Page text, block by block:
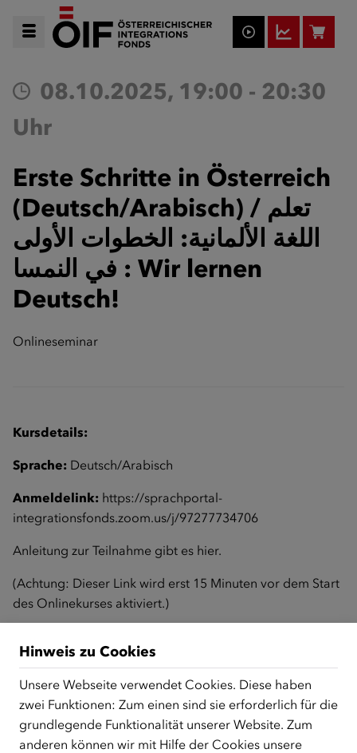
08.10.2025, 19:00 - 20:30
Uhr
Erste Schritte in Österreich
(Deutsch/Arabisch) / تعلم
اللغة الألمانية: الخطوات الأولى
في النمسا​ : Wir lernen
Deutsch!
Onlineseminar
Kursdetails:
Sprache: Deutsch/Arabisch
Anmeldelink: https://sprachportal-
integrationsfonds.zoom.us/j/97277734706
Anleitung zur Teilnahme gibt es hier.
(Achtung: Dieser Link wird erst 15 Minuten vor dem Start
des Onlinekurses aktiviert.)
Zurück zur Übersicht
ÜBER UNS
Hinweis zu Cookies
Unsere Webseite verwendet Cookies. Diese haben
zwei Funktionen: Zum einen sind sie erforderlich für die
grundlegende Funktionalität unserer Website. Zum
anderen können wir mit Hilfe der Cookies unsere